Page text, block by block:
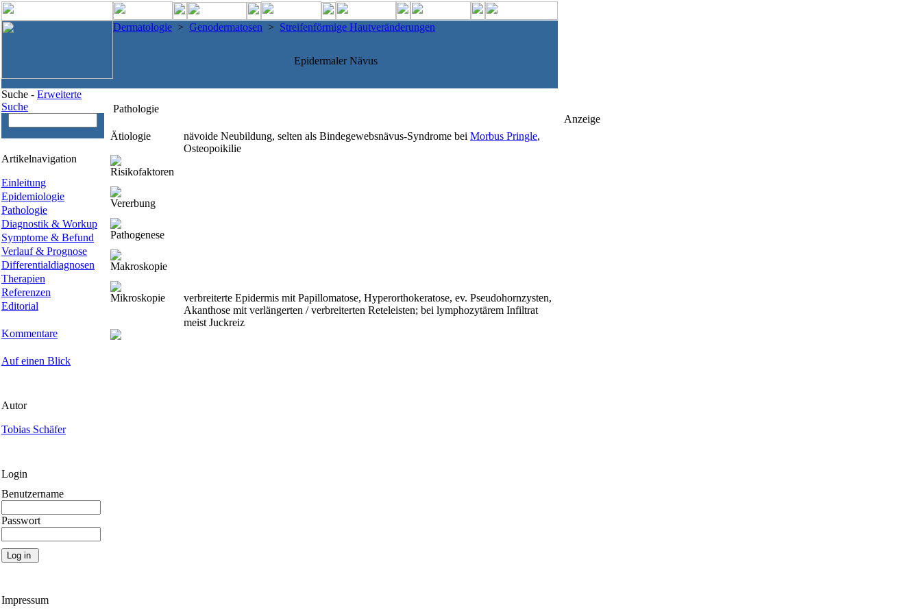
Dermatologie > Genodermatosen > Streifenförmige Hautveränderungen
Epidermaler Nävus
Suche - Erweiterte
Suche
Artikelnavigation
Einleitung
Epidemiologie
Pathologie
Diagnostik & Workup
Symptome & Befund
Verlauf & Prognose
Differentialdiagnosen
Therapien
Referenzen
Editorial
Kommentare
Auf einen Blick
Autor
Tobias Schäfer
Login
Benutzername
Passwort
Impressum
Pathologie
Ätiologie nävoide Neubildung, selten als Bindegewebsnävus-Syndrome bei Morbus Pringle,
Osteopoikilie
Risikofaktoren
Vererbung
Pathogenese
Makroskopie
Mikroskopie
verbreiterte Epidermis mit Papillomatose, Hyperorthokeratose, ev. Pseudohornzysten,
Akanthose mit verlängerten / verbreiterten Reteleisten; bei lymphozytärem Infiltrat
meist Juckreiz
Anzeige